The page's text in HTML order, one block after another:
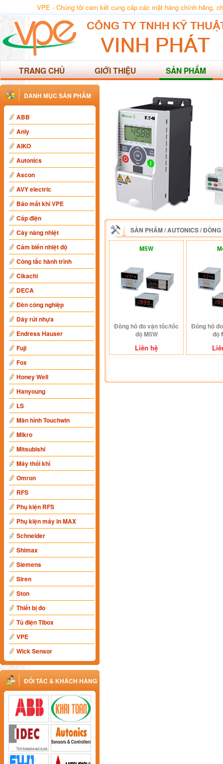
VPE - Chúng tôi cam kết cung cấp các mặt hàng chính hãng,
TRANG CHỦ GIỚI THIỆU SẢN PHẨM
DANH MỤC SẢN PHẨM
ABB
Anly
AIKO
Autonics
Ascon
AVY electric
Báo mất khí VPE
Cáp điện
Cây nâng nhiệt
Cảm biến nhiệt độ
Công tắc hành trình
Cikachi
DECA
Đèn công nghiệp
Dây rút nhựa
Endress Hauser
Fuji
Fox
Honey Well
Hanyoung
LS
Màn hình Touchwin
Mikro
Mitsubishi
Máy thổi khí
Omron
RFS
Phụ kiện RFS
Phụ kiện máy in MAX
Schneider
Shimax
Siemens
Siren
Ston
Thiết bị đo
Tủ điện Tibox
VPE
Wick Sensor
ĐỐI TÁC & KHÁCH HÀNG
SẢN PHẨM/AUTONICS/ĐỒNG
M5W
Đồng hồ đo vận tốc/tốc
độ M5W
Liên hệ
Đồng hồ
độ